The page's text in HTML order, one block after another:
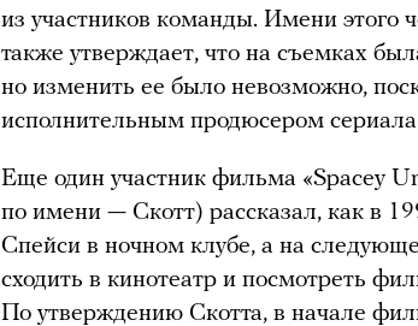
из участников команды. Имени этого
также утверждает, что на съемках
но изменить ее было невозможно,
исполнительным продюсером
Еще один участник фильма «Spacey
по имени — Скотт) рассказал, как в
Спейси в ночном клубе, а на
сходить в кинотеатр и посмотреть
По утверждению Скотта, в начале